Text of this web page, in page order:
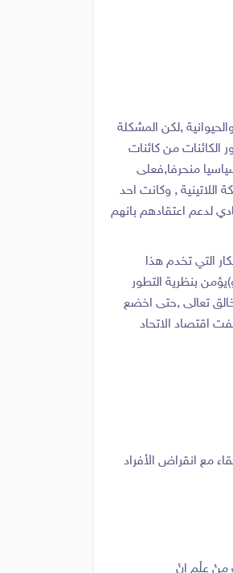
,لكن المشكلة
الكائنات من كائنات
منحرفا,فعلى
, وكانت احد
لدعم اعتقادهم بانهم
التي تخدم هذا
بنظرية التطور
تعالى ,حتى اخضع
اقتصاد الاتحاد
مع انقراض الأفراد
مِنْ عِلْمٍ إِنْ